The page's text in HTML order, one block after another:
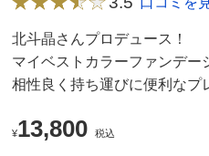
北斗晶さんプロデュース！
マイベストカラーファンデー
相性良く持ち運びに便利なプ
¥13,800 税込